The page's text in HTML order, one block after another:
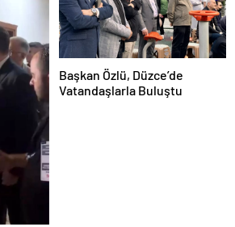
Başkan Özlü, Düzce’de
Vatandaşlarla Buluştu